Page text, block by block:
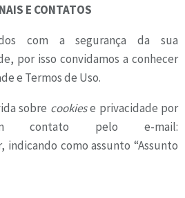
E CONTATOS
com a segurança da sua
por isso convidamos a conhecer
e Termos de Uso.
sobre cookiese privacidade por
contato pelo e-mail:
indicando como assunto “Assunto